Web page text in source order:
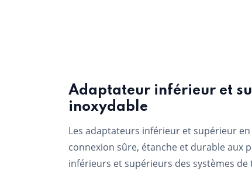
Adaptateur inférieur et
inoxydable
Les adaptateurs inférieur et supérieur
connexion sûre, étanche et durable aux
inférieurs et supérieurs des systèmes